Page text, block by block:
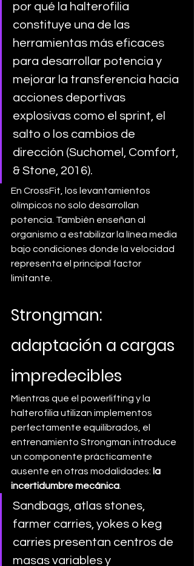
por qué la halterofilia
constituye una de las
herramientas más eficaces
para desarrollar potencia y
mejorar la transferencia hacia
acciones deportivas
explosivas como el sprint, el
salto o los cambios de
dirección (Suchomel, Comfort,
& Stone, 2016).
En CrossFit, los levantamientos
olímpicos no solo desarrollan
potencia. También enseñan al
organismo a estabilizar la línea media
bajo condiciones donde la velocidad
representa el principal factor
limitante.
Strongman:
adaptación a cargas
impredecibles
Mientras que el powerlifting y la
halterofilia utilizan implementos
perfectamente equilibrados, el
entrenamiento Strongman introduce
un componente prácticamente
ausente en otras modalidades: la
incertidumbre mecánica.
Sandbags, atlas stones,
farmer carries, yokes o keg
carries presentan centros de
masas variables y